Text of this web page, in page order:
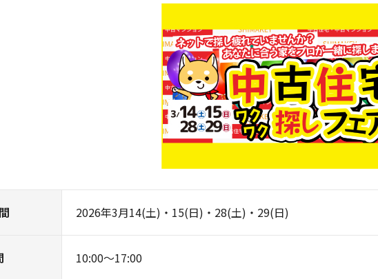
2026年3月14(土)・15(日)・28(土)・29(日)
10:00～17:00